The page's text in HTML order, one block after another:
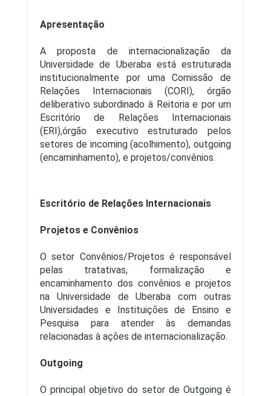
Apresentação
A proposta de internacionalização da
Universidade de Uberaba está estruturada
institucionalmente por uma Comissão de
Relações Internacionais (CORI), órgão
deliberativo subordinado à Reitoria e por um
Escritório de Relações Internacionais
(ERI),órgão executivo estruturado pelos
setores de incoming (acolhimento), outgoing
(encaminhamento), e projetos/convênios.
Escritório de Relações Internacionais
Projetos e Convênios
O setor Convênios/Projetos é responsável
pelas tratativas, formalização e
encaminhamento dos convênios e projetos
na Universidade de Uberaba com outras
Universidades e Instituições de Ensino e
Pesquisa para atender às demandas
relacionadas à ações de internacionalização.
Outgoing
O principal objetivo do setor de Outgoing é